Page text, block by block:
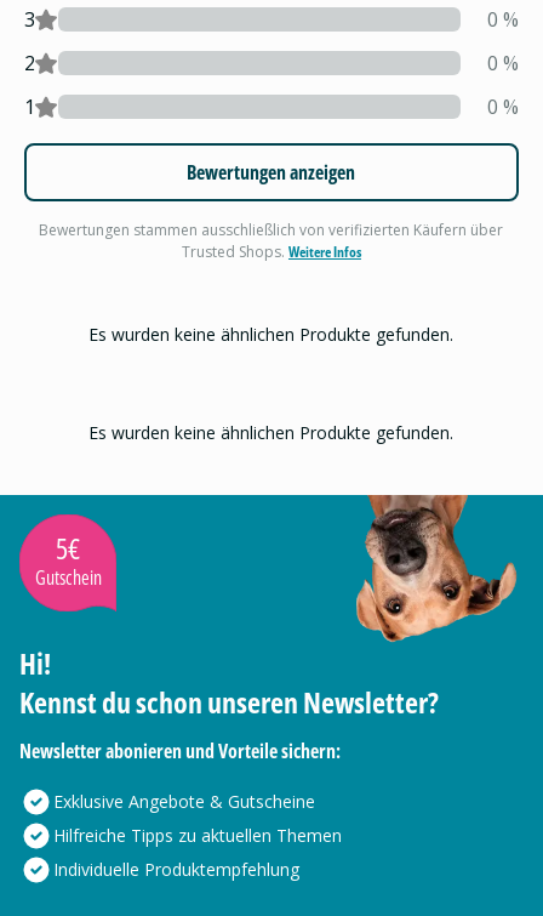
3
0 %
2
0 %
1
0 %
Bewertungen anzeigen
Bewertungen stammen ausschließlich von verifizierten Käufern über
Trusted Shops. Weitere Infos
Es wurden keine ähnlichen Produkte gefunden.
Es wurden keine ähnlichen Produkte gefunden.
5€
Gutschein
Hi!
Kennst du schon unseren Newsletter?
Newsletter abonieren und Vorteile sichern:
Exklusive Angebote & Gutscheine
Hilfreiche Tipps zu aktuellen Themen
Individuelle Produktempfehlung